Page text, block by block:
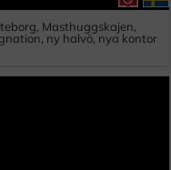
Masthuggskajen,
ny halvö, nya kontor